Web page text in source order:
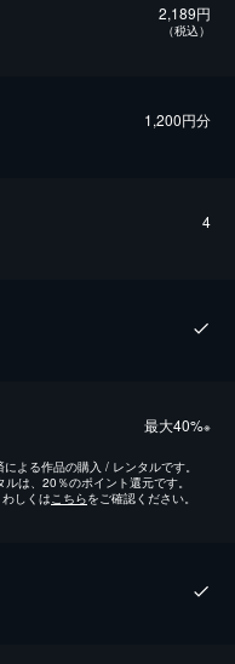
2,189円
（税込）
1,200円分
4
最⼤40%※
よる作品の購入 / レンタルです。
は、20％のポイント還元です。
しくは こちらをご確認ください。